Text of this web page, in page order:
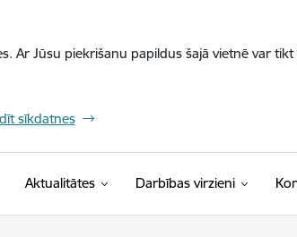
Ar Jūsu piekrišanu papildus šajā vietnē var
sīkdatnes
Aktualitātes Darbības virzieni